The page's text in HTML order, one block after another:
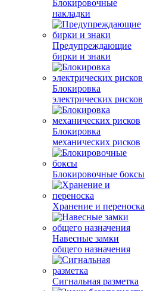
Блокировочные
накладки
Предупреждающие
бирки и знаки
Блокировка
электрических рисков
Блокировка
механических рисков
Блокировочные боксы
Хранение и переноска
Навесные замки
общего назначения
Сигнальная разметка